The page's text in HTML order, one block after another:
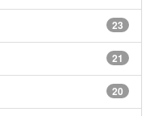
23
21
20